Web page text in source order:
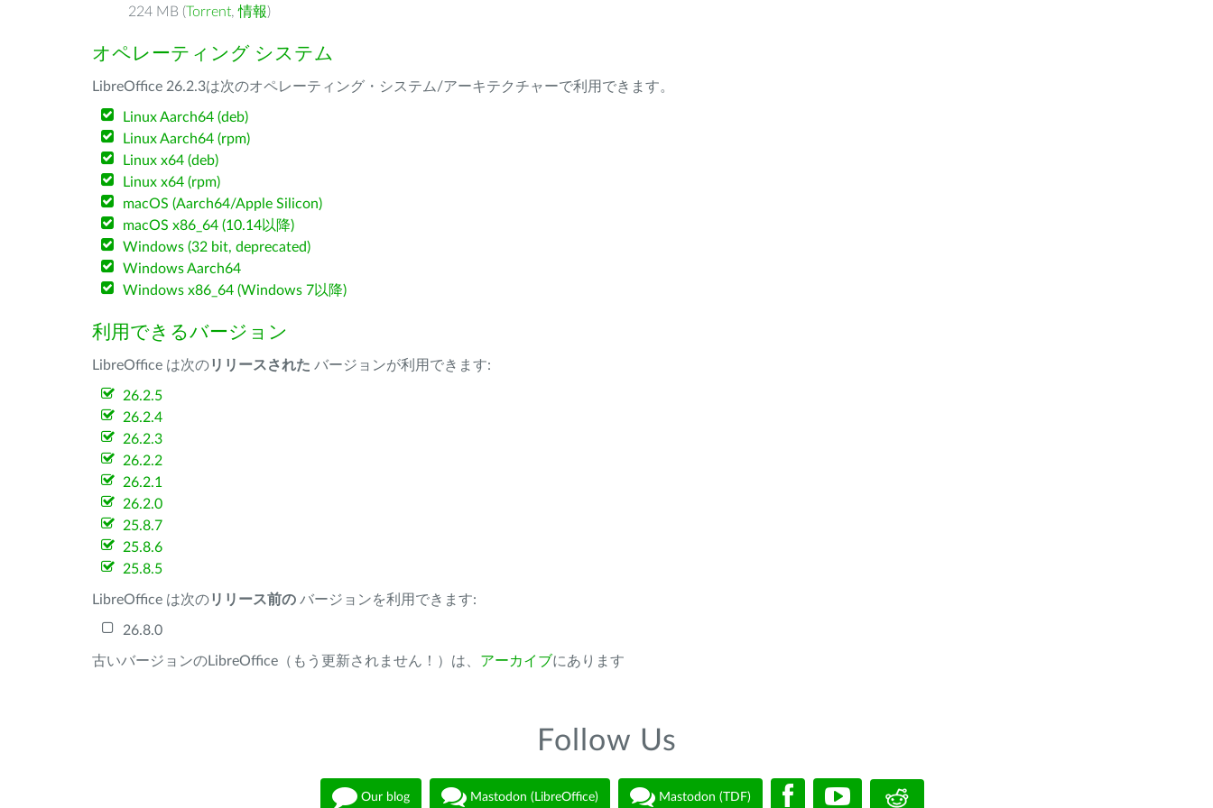
224 MB (Torrent,情報)
オペレーティング システム
LibreOffice 26.2.3は次のオペレーティング・システム/アーキテクチャーで利用できます。
Linux Aarch64 (deb)
Linux Aarch64 (rpm)
Linux x64 (deb)
Linux x64 (rpm)
macOS (Aarch64/Apple Silicon)
macOS x86_64 (10.14以降)
Windows (32 bit, deprecated)
Windows Aarch64
Windows x86_64 (Windows 7以降)
利用できるバージョン
LibreOffice は次のリリースされた バージョンが利用できます:
26.2.5
26.2.4
26.2.3
26.2.2
26.2.1
26.2.0
25.8.7
25.8.6
25.8.5
LibreOffice は次のリリース前の バージョンを利用できます:
26.8.0
古いバージョンのLibreOffice（もう更新されません！）は、 アーカイブにあります
Follow Us
Our blog Mastodon (LibreOffice) Mastodon (TDF)